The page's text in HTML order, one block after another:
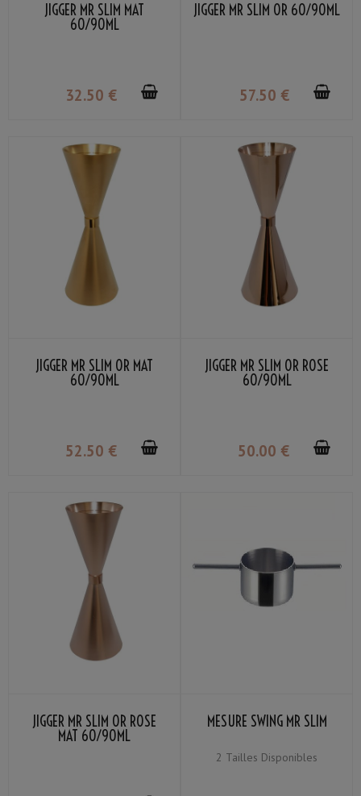
JIGGER MR SLIM MAT
60/90ML
32.50 €
JIGGER MR SLIM OR 60/90ML
57.50 €
JIGGER MR SLIM OR MAT
60/90ML
52.50 €
JIGGER MR SLIM OR ROSE
60/90ML
50.00 €
JIGGER MR SLIM OR ROSE
MAT 60/90ML
MESURE SWING MR SLIM
2 Tailles Disponibles